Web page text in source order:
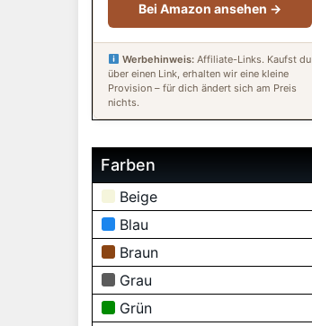
Bei Amazon ansehen →
Werbehinweis:Affiliate-Links. Kaufst du
über einen Link, erhalten wir eine kleine
Provision – für dich ändert sich am Preis
nichts.
Farben
Beige
Blau
Braun
Grau
Grün